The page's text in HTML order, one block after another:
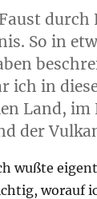
durch
So in
ich in
Land, im
der
wußte
worauf